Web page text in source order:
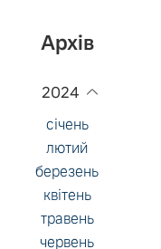
Архів
2024
січень
лютий
березень
квітень
травень
червень